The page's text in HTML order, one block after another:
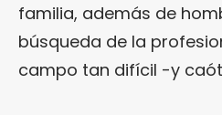
familia, además de
búsqueda de la
campo tan difícil -y